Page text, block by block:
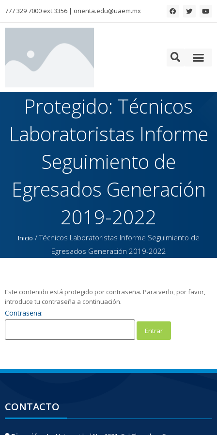
777 329 7000 ext.3356 | orienta.edu@uaem.mx
Protegido: Técnicos
Laboratoristas Informe
Seguimiento de
Egresados Generación
2019-2022
Inicio /Técnicos Laboratoristas Informe Seguimiento de
Egresados Generación 2019-2022
Este contenido está protegido por contraseña. Para verlo, por favor,
introduce tu contraseña a continuación.
Contraseña:
CONTACTO